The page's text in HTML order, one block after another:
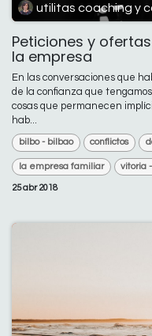
utilitas coaching y
Peticiones y
la empresa
En las conversaciones que
de la confianza que
cosas que permanecen
hab...
bilbo - bilbao conflictos
la empresa familiar vitoria
25 abr 2018